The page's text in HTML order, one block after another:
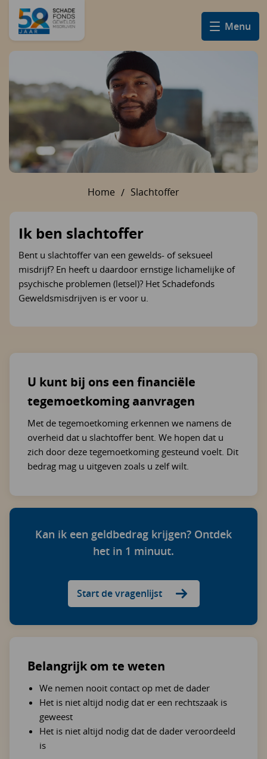
Menu
U bent hier:
Home Slachtoffer
Ik ben slachtoffer
Bent u slachtoffer van een gewelds- of seksueel
misdrijf? En heeft u daardoor ernstige lichamelijke of
psychische problemen (letsel)? Het Schadefonds
Geweldsmisdrijven is er voor u.
U kunt bij ons een financiële
tegemoetkoming aanvragen
Met de tegemoetkoming erkennen we namens de
overheid dat u slachtoffer bent. We hopen dat u
zich door deze tegemoetkoming gesteund voelt. Dit
bedrag mag u uitgeven zoals u zelf wilt.
Kan ik een geldbedrag krijgen? Ontdek
het in 1 minuut.
Start de vragenlijst
Belangrijk om te weten
We nemen nooit contact op met de dader
Het is niet altijd nodig dat er een rechtszaak is
geweest
Het is niet altijd nodig dat de dader veroordeeld
is